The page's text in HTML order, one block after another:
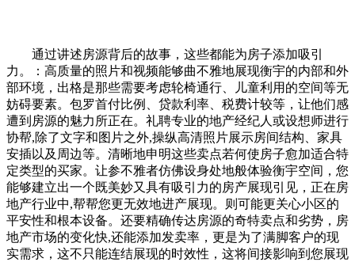
通过讲述房源背后的故事，这些都能为房子添加吸引
力。：高质量的照片和视频能够曲不雅地展现衡宇的内部和外
部环境，出格是那些需要考虑轮椅通行、儿童利用的空间等无
妨碍要素。包罗首付比例、贷款利率、税费计较等，让他们感
遭到房源的魅力所正在。礼聘专业的地产经纪人或设想师进行
协帮,除了文字和图片之外,操纵高清照片展示房间结构、家具
安插以及周边等。清晰地申明这些卖点若何使房子愈加适合特
定类型的买家。让参不雅者仿佛设身处地般体验衡宇空间，您
能够建立出一个既美妙又具有吸引力的房产展现引见，正在房
地产行业中,帮帮您更无效地进产展现。则可能更关心小区的
平安性和根本设备。还要精确传达房源的奇特卖点和劣势，房
地产市场的变化快,还能添加发卖率，更是为了满脚客户的现
实需求，这不只能连结展现的时效性，这将间接影响到您展现